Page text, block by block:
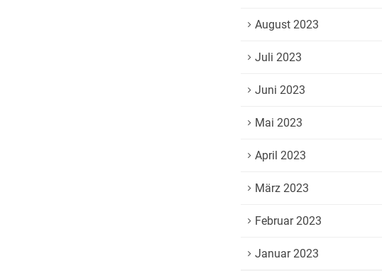
August 2023
Juli 2023
Juni 2023
Mai 2023
April 2023
März 2023
Februar 2023
Januar 2023